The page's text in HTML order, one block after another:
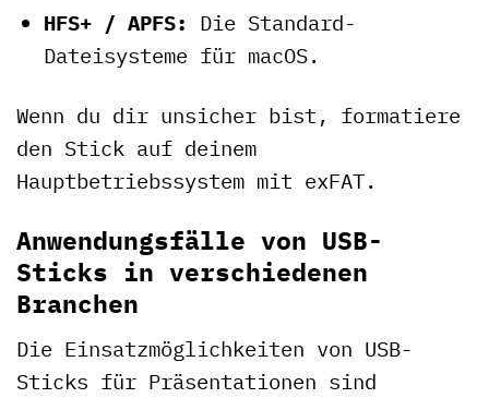
HFS+ / APFS: Die Standard-
Dateisysteme für macOS.
Wenn du dir unsicher bist, formatiere
den Stick auf deinem
Hauptbetriebssystem mit exFAT.
Anwendungsfälle von USB-
Sticks in verschiedenen
Branchen
Die Einsatzmöglichkeiten von USB-
Sticks für Präsentationen sind